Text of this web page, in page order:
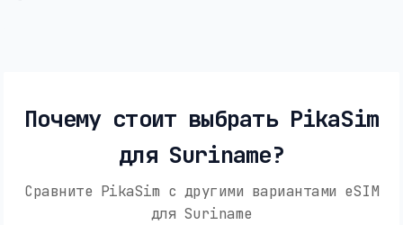
Почему стоит выбрать PikaSim
для Suriname?
Сравните PikaSim с другими вариантами eSIM
для Suriname